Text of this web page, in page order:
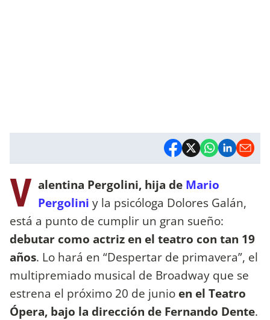
V alentina Pergolini, hija de Mario
Pergolini y la psicóloga Dolores Galán,
está a punto de cumplir un gran sueño:
debutar como actriz en el teatro con tan 19
años. Lo hará en “Despertar de primavera”, el
multipremiado musical de Broadway que se
estrena el próximo 20 de junio en el Teatro
Ópera, bajo la dirección de Fernando Dente.